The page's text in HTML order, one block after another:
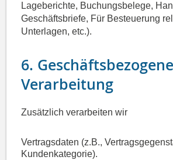
Lageberichte, Buchungsbelege,
Geschäftsbriefe, Für Besteuerung
Unterlagen, etc.).
6. Geschäftsbezogene
Verarbeitung
Zusätzlich verarbeiten wir
Vertragsdaten (z.B.,
Kundenkategorie).